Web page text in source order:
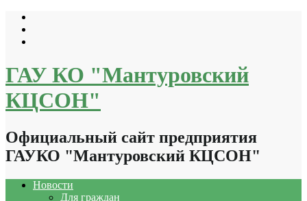
Перейти
содержимому
ГАУ КО "Мантуровский
КЦСОН"
Официальный сайт предприятия
ГАУКО "Мантуровский КЦСОН"
Новости
Для граждан